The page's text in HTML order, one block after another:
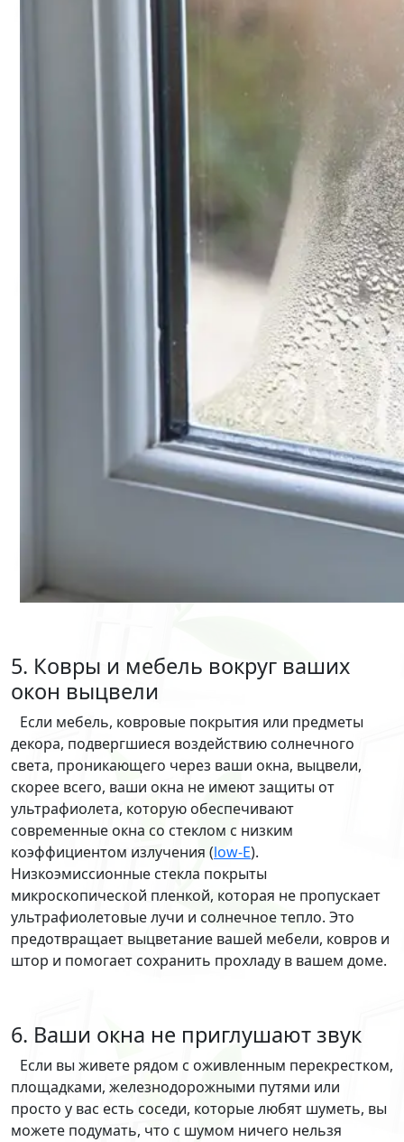
5. Ковры и мебель вокруг ваших
окон выцвели
Если мебель, ковровые покрытия или предметы
декора, подвергшиеся воздействию солнечного
света, проникающего через ваши окна, выцвели,
скорее всего, ваши окна не имеют защиты от
ультрафиолета, которую обеспечивают
современные окна со стеклом с низким
коэффициентом излучения (low-E).
Низкоэмиссионные стекла покрыты
микроскопической пленкой, которая не пропускает
ультрафиолетовые лучи и солнечное тепло. Это
предотвращает выцветание вашей мебели, ковров и
штор и помогает сохранить прохладу в вашем доме.
6. Ваши окна не приглушают звук
Если вы живете рядом с оживленным перекрестком,
площадками, железнодорожными путями или
просто у вас есть соседи, которые любят шуметь, вы
можете подумать, что с шумом ничего нельзя